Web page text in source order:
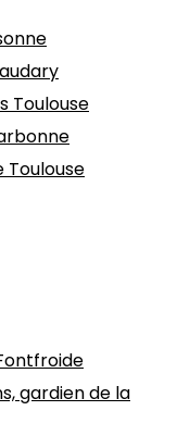
Toulouse
Toulouse
gardien de la